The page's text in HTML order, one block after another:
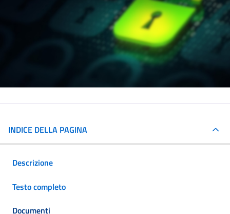
INDICE DELLA PAGINA
Descrizione
Testo completo
Documenti